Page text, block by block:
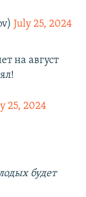
July 25, 2024
на август
25, 2024
будет